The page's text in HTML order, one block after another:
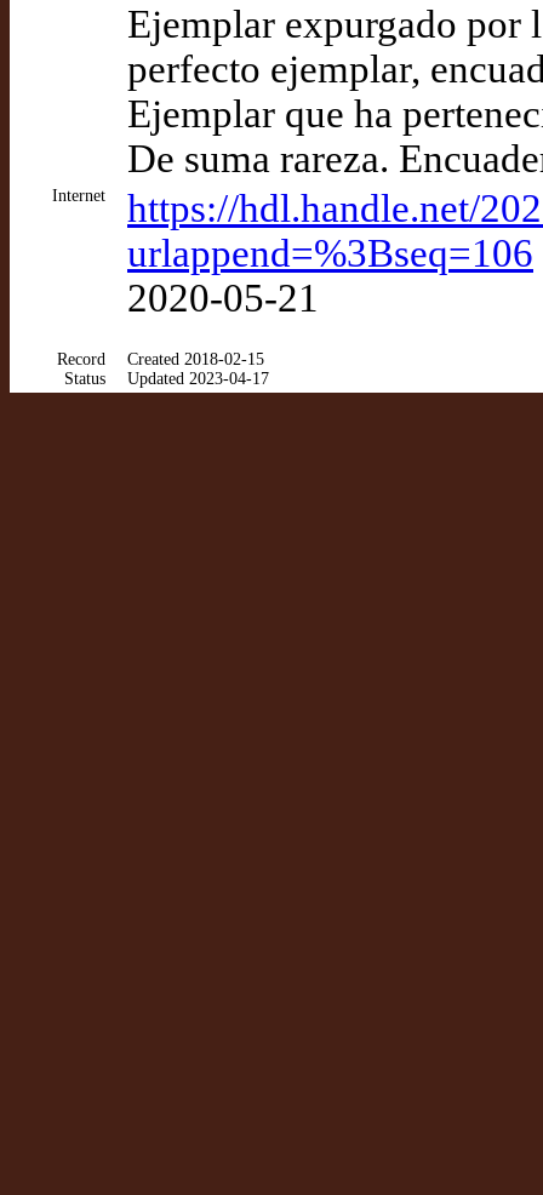
Ejemplar expurgado
perfecto ejemplar,
Ejemplar que ha
De suma rareza.
Internet
https://hdl.handle.net/
urlappend=%3Bseq=106
2020-05-21
Record
Status
Created 2018-02-15
Updated 2023-04-17